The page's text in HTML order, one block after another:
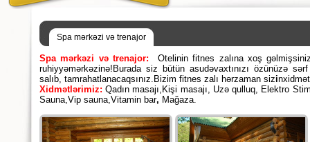
Spa mərkəzi və trenajor
Spa mərkəzi və trenajor:
Otelinin fitnes zalına xoş
ruhiyyəmərkəzinə!Burada siz bütün asudəvaxtınızı özünüzə
salıb, tamrahatlanacaqsınız.Bizim fitnes zalı hərzaman sizi
Xidmətlərimiz: Qadın masajı,Kişi masajı, Uzə qulluq, Elektro
Sauna,Vip sauna,Vitamin bar, Mağaza.